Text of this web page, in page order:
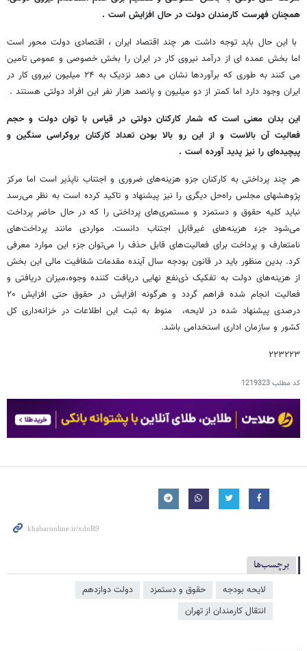
همچنان فهرست کارمندان دولت در حال افزایش است .
با این حال باید توجه داشت هر چند اقتصاد ایران ، اقتصادی دولت محور است
اما بخش عمده ای از درآمد نیروی کار در ایران را بخش خصوصی و عمومی تامین
می کنند به طوری که برآوردها نشان می دهد نزدیک به ۲۴ میلیون نیروی کار در
ایران وجود دارد اما کمتر از دو میلیون و پانصد هزار نفر این افراد دولتی هستند .
این بدان معنی است که شمار کارکنان دولتی در قیاس با توان دولت و حجم
فعالیت آن بالاست و از این رو بالا بودن تعداد کارکنان بروکراسی سنگین و
پیچیده‌ای را نیز پدید آورده است .
هر چند پرداختی به کارکنان جزو هزینه‌های ضروری و اجتناب ناپذیر است اما مرکز
پژوهشهای مجلس راه‌حل دیگری را نیز پیشنهاد و تاکید کرده است به نظر می‌رسد
نباید کلیه حقوق و دستمزد و مستمری‌های پرداختی را که در حال حاضر پرداخت
می‌شود جزء هزینه‌های غیرقابل اجتناب دانست. مواردی مانند پرداخت‌های
نامتعارف و پرداخت برای فعالیت‌های قابل حذف را می‌توان جزء این موارد معرفی
کرد. بدین منظور باید در قانون بودجه سال آینده مقدمات شفافیت مالی این بخش
از هزینه‌های دولت به تفکیک ذی‌نفع نهایی دریافت کننده وجوه،میزان دریافتی و
فعالیت انجام شده فراهم گردد و هرگونه افزایش در حقوق حتی افزایش ۲۰
درصدی پیشنهاد شده در لایحه، منوط به ثبت این اطلاعات در خزانه‌داری کل
کشور و سازمان اداری استخدامی باشد.
۲۲۳۲۲۳
کد مطلب1219323
برچسب‌ها
لایحه بودجه حقوق و دستمزد
دولت دوازدهم
انتقال کارمندان از تهران